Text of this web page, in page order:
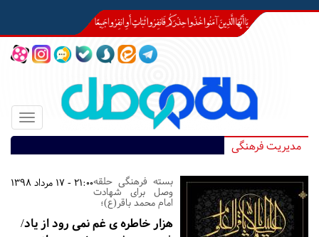
Toggle
مدیریت فرهنگی
21:00 - 17 مرداد 1398بسته فرهنگی حلقه
وصل برای شهادت
امام محمد باقر(ع)؛
هزار خاطره ی غم نمی رود از یاد/